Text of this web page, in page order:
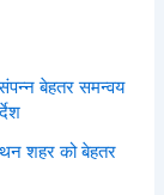
बेहतर समन्वय
शहर को बेहतर